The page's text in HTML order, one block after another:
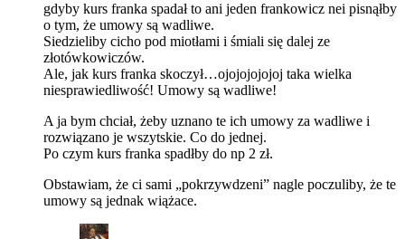
gdyby kurs franka spadał to ani jeden frankowicz nei pisnąłby
o tym, że umowy są wadliwe.
Siedzieliby cicho pod miotłami i śmiali się dalej ze
złotówkowiczów.
Ale, jak kurs franka skoczył…ojojojojojoj taka wielka
niesprawiedliwość! Umowy są wadliwe!
A ja bym chciał, żeby uznano te ich umowy za wadliwe i
rozwiązano je wszytskie. Co do jednej.
Po czym kurs franka spadłby do np 2 zł.
Obstawiam, że ci sami „pokrzywdzeni” nagle poczuliby, że te
umowy są jednak wiążace.